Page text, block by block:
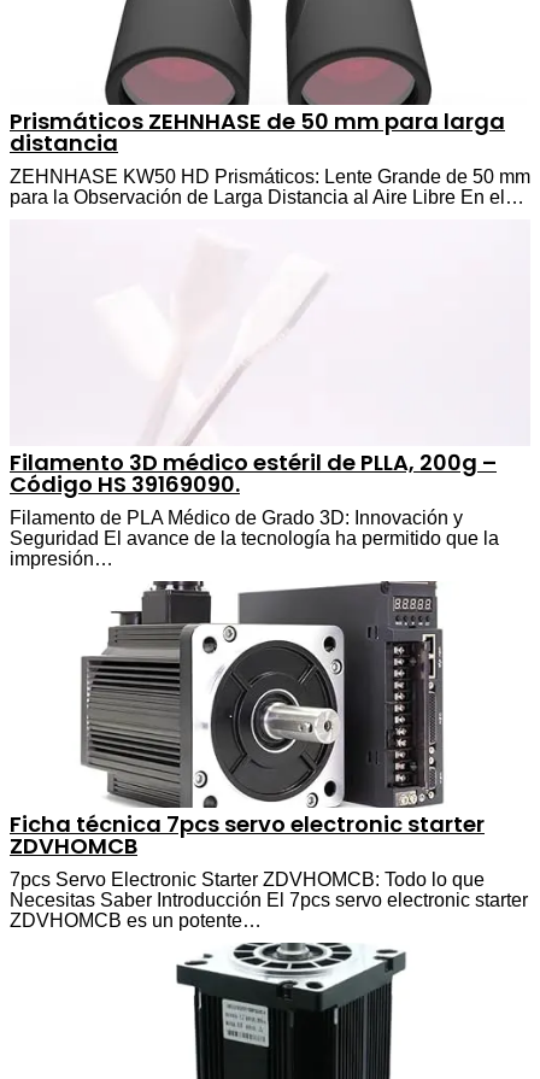
Prismáticos ZEHNHASE de 50 mm para larga
distancia
ZEHNHASE KW50 HD Prismáticos: Lente Grande de 50 mm
para la Observación de Larga Distancia al Aire Libre En el…
Filamento 3D médico estéril de PLLA, 200g –
Código HS 39169090.
Filamento de PLA Médico de Grado 3D: Innovación y
Seguridad El avance de la tecnología ha permitido que la
impresión…
Ficha técnica 7pcs servo electronic starter
ZDVHOMCB
7pcs Servo Electronic Starter ZDVHOMCB: Todo lo que
Necesitas Saber Introducción El 7pcs servo electronic starter
ZDVHOMCB es un potente…